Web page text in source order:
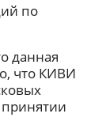
по
данная
что КИВИ